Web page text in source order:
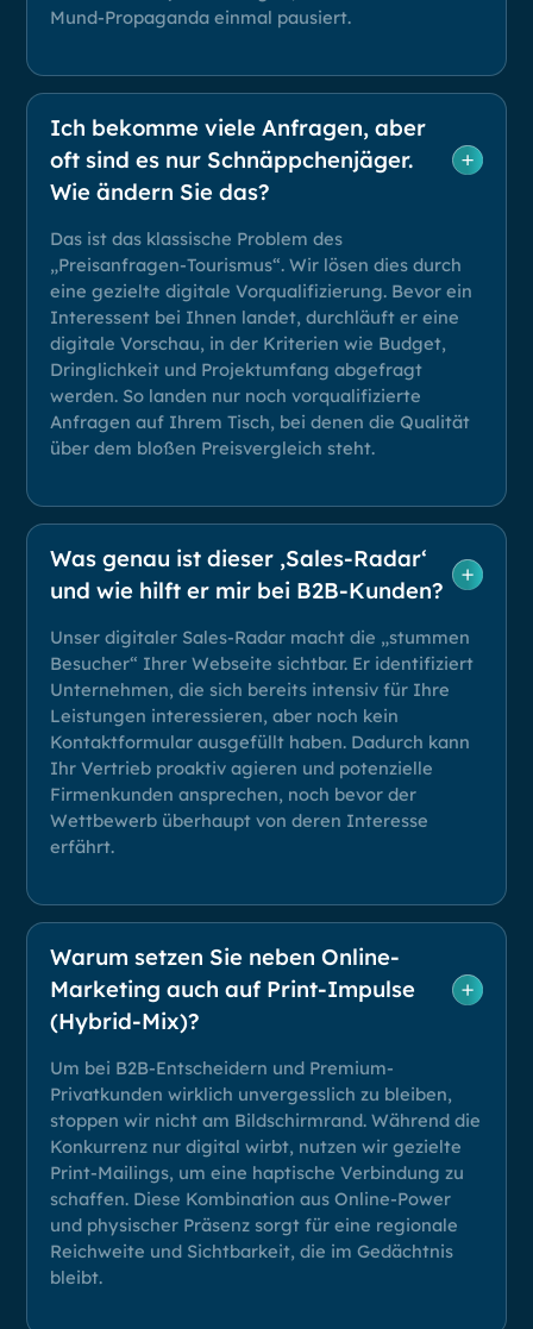
Mund-Propaganda einmal pausiert.
Ich bekomme viele Anfragen, aber
oft sind es nur Schnäppchenjäger.
Wie ändern Sie das?
Das ist das klassische Problem des
„Preisanfragen-Tourismus“. Wir lösen dies durch
eine gezielte digitale Vorqualifizierung. Bevor ein
Interessent bei Ihnen landet, durchläuft er eine
digitale Vorschau, in der Kriterien wie Budget,
Dringlichkeit und Projektumfang abgefragt
werden. So landen nur noch vorqualifizierte
Anfragen auf Ihrem Tisch, bei denen die Qualität
über dem bloßen Preisvergleich steht.
Was genau ist dieser ‚Sales-Radar‘
und wie hilft er mir bei B2B-Kunden?
Unser digitaler Sales-Radar macht die „stummen
Besucher“ Ihrer Webseite sichtbar. Er identifiziert
Unternehmen, die sich bereits intensiv für Ihre
Leistungen interessieren, aber noch kein
Kontaktformular ausgefüllt haben. Dadurch kann
Ihr Vertrieb proaktiv agieren und potenzielle
Firmenkunden ansprechen, noch bevor der
Wettbewerb überhaupt von deren Interesse
erfährt.
Warum setzen Sie neben Online-
Marketing auch auf Print-Impulse
(Hybrid-Mix)?
Um bei B2B-Entscheidern und Premium-
Privatkunden wirklich unvergesslich zu bleiben,
stoppen wir nicht am Bildschirmrand. Während die
Konkurrenz nur digital wirbt, nutzen wir gezielte
Print-Mailings, um eine haptische Verbindung zu
schaffen. Diese Kombination aus Online-Power
und physischer Präsenz sorgt für eine regionale
Reichweite und Sichtbarkeit, die im Gedächtnis
bleibt.